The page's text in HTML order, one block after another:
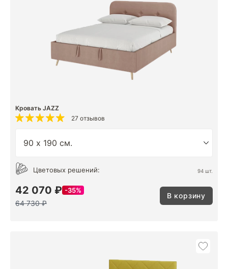
Кровать JAZZ
27 отзывов
Цветовых решений: 94 шт.
42 070 ₽ 35%
64 730 ₽
В корзину